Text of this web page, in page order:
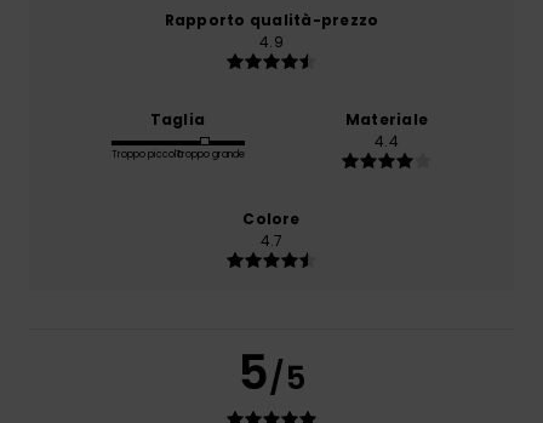
Rapporto qualità-prezzo
4.9
Taglia
Troppo piccoloTroppo grande
Materiale
4.4
Colore
4.7
5/5